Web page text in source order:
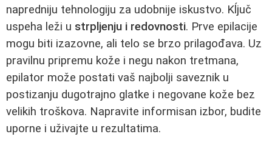
napredniju tehnologiju za udobnije iskustvo. Kĺjuč
uspeha leži u strpljenju i redovnosti. Prve epilacije
mogu biti izazovne, ali telo se brzo prilagođava. Uz
pravilnu pripremu kože i negu nakon tretmana,
epilator može postati vaš najbolji saveznik u
postizanju dugotrajno glatke i negovane kože bez
velikih troškova. Napravite informisan izbor, budite
uporne i uživajte u rezultatima.